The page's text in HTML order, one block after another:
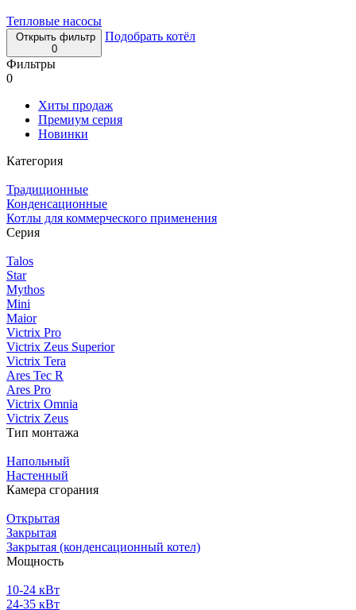
Тепловые насосы
Открыть фильтр
0
Подобрать котёл
Фильтры
0
Хиты продаж
Премиум серия
Новинки
Категория
Традиционные
Конденсационные
Котлы для коммерческого применения
Серия
Talos
Star
Mythos
Mini
Maior
Victrix Pro
Victrix Zeus Superior
Victrix Tera
Ares Tec R
Ares Pro
Victrix Omnia
Victrix Zeus
Тип монтажа
Напольный
Настенный
Камера сгорания
Открытая
Закрытая
Закрытая (конденсационный котел)
Мощность
10-24 кВт
24-35 кВт